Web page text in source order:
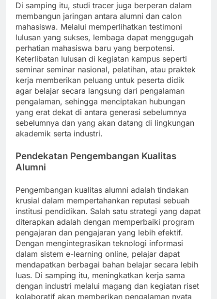
Di samping itu, studi tracer juga berperan dalam
membangun jaringan antara alumni dan calon
mahasiswa. Melalui memperlihatkan testimoni
lulusan yang sukses, lembaga dapat menggugah
perhatian mahasiswa baru yang berpotensi.
Keterlibatan lulusan di kegiatan kampus seperti
seminar seminar nasional, pelatihan, atau praktek
kerja memberikan peluang untuk peserta didik
agar belajar secara langsung dari pengalaman
pengalaman, sehingga menciptakan hubungan
yang erat dekat di antara generasi sebelumnya
sebelumnya dan yang akan datang di lingkungan
akademik serta industri.
Pendekatan Pengembangan Kualitas
Alumni
Pengembangan kualitas alumni adalah tindakan
krusial dalam mempertahankan reputasi sebuah
institusi pendidikan. Salah satu strategi yang dapat
diterapkan adalah dengan memperbaiki program
pengajaran dan pengajaran yang lebih efektif.
Dengan mengintegrasikan teknologi informasi
dalam sistem e-learning online, pelajar dapat
mendapatkan berbagai bahan belajar secara lebih
luas. Di samping itu, meningkatkan kerja sama
dengan industri melalui magang dan kegiatan riset
kolaboratif akan memberikan pengalaman nyata